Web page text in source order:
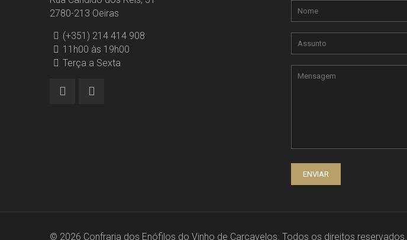
2780-213 Oeiras
(+351) 214 414 908
11h00 às 19h00
Terça a Sexta
© 2026 Confraria dos Enófilos do Vinho de Carcavelos. Todos os direitos reservados.